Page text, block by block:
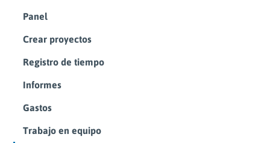
Panel
Crear proyectos
Registro de tiempo
Informes
Gastos
Trabajo en equipo